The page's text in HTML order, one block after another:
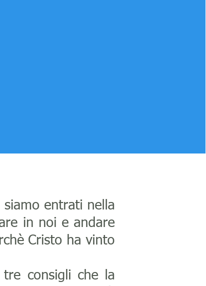
entrati nella
in noi e andare
Cristo ha vinto
consigli che la